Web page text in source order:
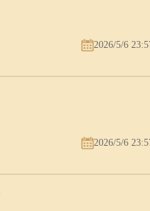
2026/5/6
2026/5/6